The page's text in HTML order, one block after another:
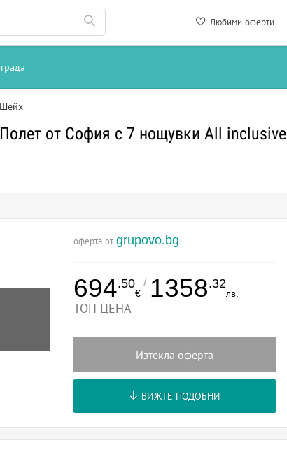
Любими оферти
от София с 7 нощувки All inclusive
оферта от grupovo.bg
694.50
€
/ 1358.32
лв.
ТОП ЦЕНА
Изтекла оферта
ВИЖТЕ ПОДОБНИ